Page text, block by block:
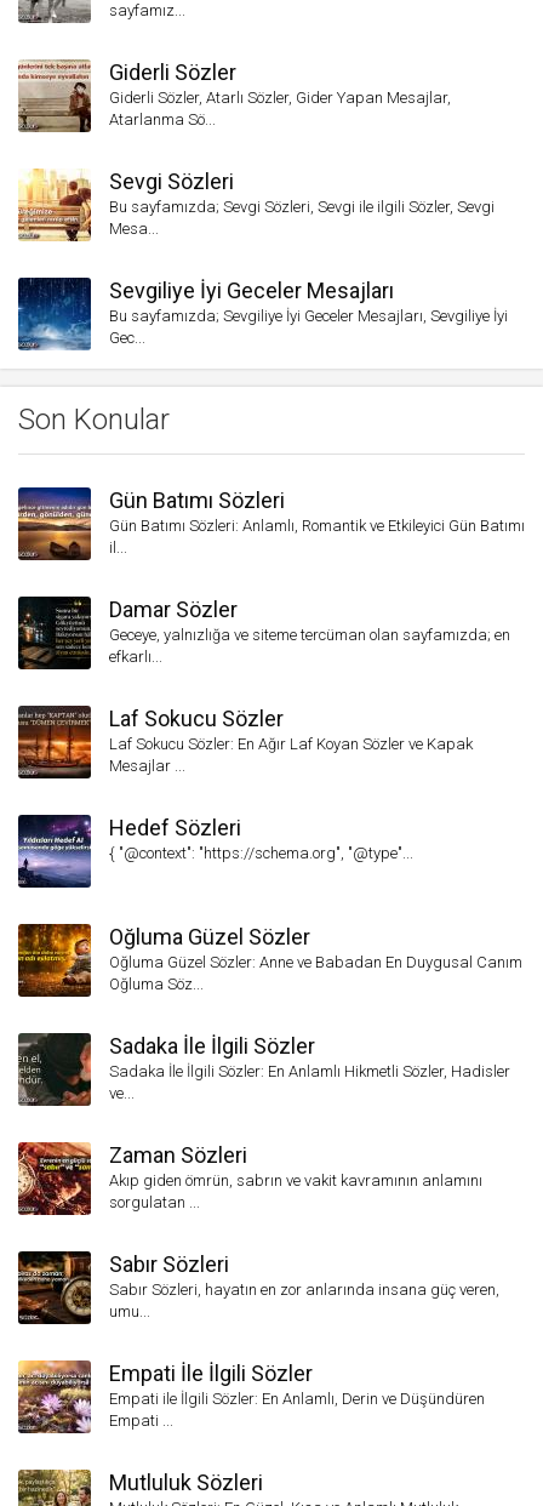
sayfamız...
Giderli Sözler
Giderli Sözler, Atarlı Sözler, Gider Yapan Mesajlar,
Atarlanma Sö...
Sevgi Sözleri
Bu sayfamızda; Sevgi Sözleri, Sevgi ile ilgili Sözler, Sevgi
Mesa...
Sevgiliye İyi Geceler Mesajları
Bu sayfamızda; Sevgiliye İyi Geceler Mesajları, Sevgiliye İyi
Gec...
Son Konular
Gün Batımı Sözleri
Gün Batımı Sözleri: Anlamlı, Romantik ve Etkileyici Gün Batımı
il...
Damar Sözler
Geceye, yalnızlığa ve siteme tercüman olan sayfamızda; en
efkarlı...
Laf Sokucu Sözler
Laf Sokucu Sözler: En Ağır Laf Koyan Sözler ve Kapak
Mesajlar ...
Hedef Sözleri
{ "@context": "https://schema.org", "@type"...
Oğluma Güzel Sözler
Oğluma Güzel Sözler: Anne ve Babadan En Duygusal Canım
Oğluma Söz...
Sadaka İle İlgili Sözler
Sadaka İle İlgili Sözler: En Anlamlı Hikmetli Sözler, Hadisler
ve...
Zaman Sözleri
Akıp giden ömrün, sabrın ve vakit kavramının anlamını
sorgulatan ...
Sabır Sözleri
Sabır Sözleri, hayatın en zor anlarında insana güç veren,
umu...
Empati İle İlgili Sözler
Empati ile İlgili Sözler: En Anlamlı, Derin ve Düşündüren
Empati ...
Mutluluk Sözleri